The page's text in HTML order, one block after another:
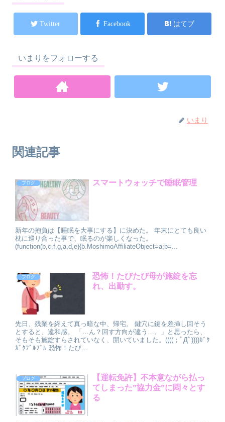
Twitter Facebook はてブ
いまりをフォローする
いまり
関連記事
ブログ スマートウォッチで睡眠管理
新年の抱負は【睡眠を大事にする】に決めた。 年末にとても良い
枕に巡り合った事で、眠るのが楽しくなった。
(function(b,c,f,g,a,d,e){b.MoshimoAffiliateObject=a;b=...
ブログ
恐怖！たびたび母が施錠を忘
れ、出勤す。
先日、残業を終えて真っ暗な中、帰宅。 鍵穴に鍵を差挿し回そう
とすると、違和感。 「…ん？回す方向が違う…。」と思ったら、
そもそも施錠すらされていなく、開いていました。((((；ﾟДﾟ))))ｶﾞｸ
ｶﾞｸﾌﾞﾙﾌﾞﾙ 恐怖！たび...
ブログ
【運転免許】不本意ながら払っ
てしまった”協力金”に悶々とす
る